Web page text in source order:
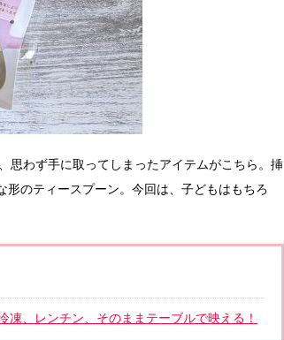
わず手に取ってしまったアイテムがこちら。挿
のティースプーン。今回は、子どもはもちろ
、レンチン、そのままテーブルで映える！